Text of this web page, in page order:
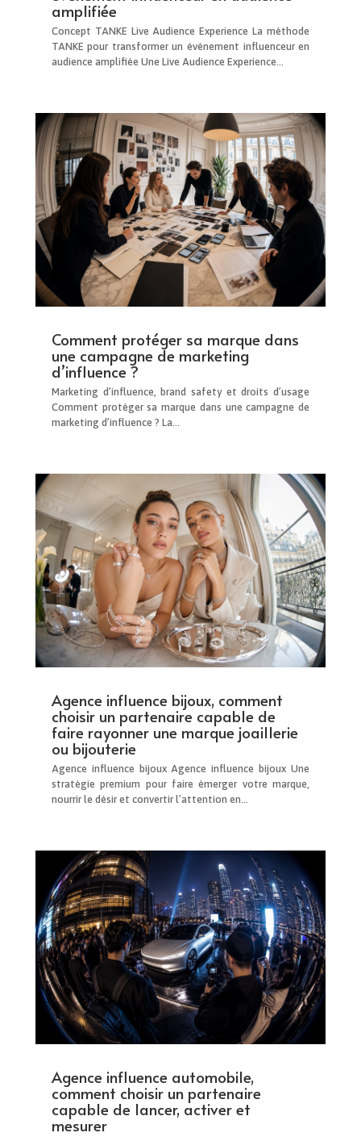
amplifiée
Concept TANKE Live Audience Experience La méthode
TANKE pour transformer un événement influenceur en
audience amplifiée Une Live Audience Experience...
Comment protéger sa marque dans
une campagne de marketing
d’influence ?
Marketing d’influence, brand safety et droits d’usage
Comment protéger sa marque dans une campagne de
marketing d’influence ? La...
Agence influence bijoux, comment
choisir un partenaire capable de
faire rayonner une marque joaillerie
ou bijouterie
Agence influence bijoux Agence influence bijoux Une
stratégie premium pour faire émerger votre marque,
nourrir le désir et convertir l’attention en...
Agence influence automobile,
comment choisir un partenaire
capable de lancer, activer et
mesurer